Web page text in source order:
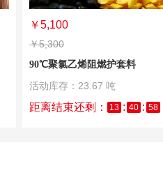
￥5,100
￥5,300
90℃聚氯乙烯阻燃护套料
活动库存：23.67 吨
距离结束还剩： 13 : 40 : 57